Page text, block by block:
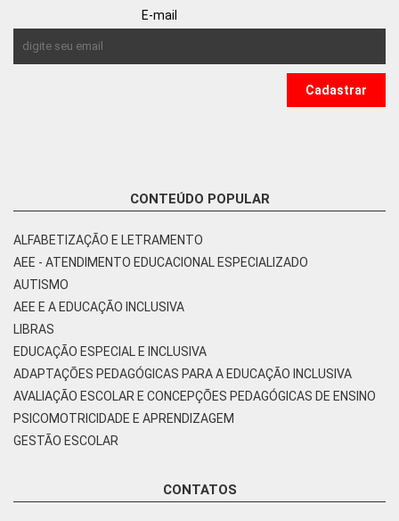
E-mail
CONTEÚDO POPULAR
ALFABETIZAÇÃO E LETRAMENTO
AEE - ATENDIMENTO EDUCACIONAL ESPECIALIZADO
AUTISMO
AEE E A EDUCAÇÃO INCLUSIVA
LIBRAS
EDUCAÇÃO ESPECIAL E INCLUSIVA
ADAPTAÇÕES PEDAGÓGICAS PARA A EDUCAÇÃO INCLUSIVA
AVALIAÇÃO ESCOLAR E CONCEPÇÕES PEDAGÓGICAS DE ENSINO
PSICOMOTRICIDADE E APRENDIZAGEM
GESTÃO ESCOLAR
CONTATOS